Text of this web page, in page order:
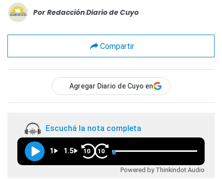
Por Redacción Diario de Cuyo
Compartir
Agregar Diario de Cuyo en
Escuchá la nota completa
1 1.5 10 10
Powered by Thinkindot Audio